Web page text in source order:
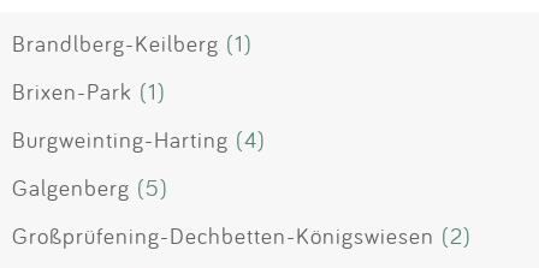
Brandlberg-Keilberg (1)
Brixen-Park (1)
Burgweinting-Harting (4)
Galgenberg (5)
Großprüfening-Dechbetten-Königswiesen (2)